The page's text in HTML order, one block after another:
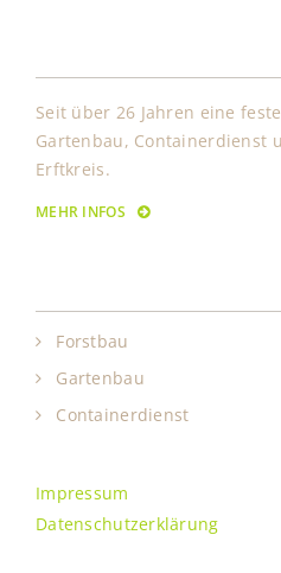
Seit über 26 Jahren eine
Gartenbau, Containerdienst
Erftkreis.
MEHR INFOS
Forstbau
Gartenbau
Containerdienst
Impressum
Datenschutzerklärung